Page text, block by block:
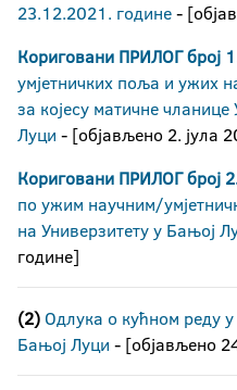
23.12.2021. године-
Кориговани ПРИЛОГ број
умјетничких поља и ужих
за којесу матичне
Луци - [објављено 2. јула
Кориговани ПРИЛОГ број
по ужим научним/
на Универзитету у Бањој
године]
(2) Одлука о кућном реду
Бањој Луци - [објављено